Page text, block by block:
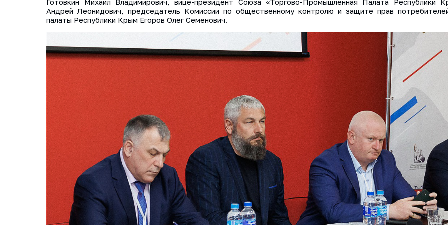
Готовкин Михаил Владимирович, вице-президент Союза «Торгово-Промышленная Палата Республики
Андрей Леонидович, председатель Комиссии по общественному контролю и защите прав
палаты Республики Крым Егоров Олег Семенович.